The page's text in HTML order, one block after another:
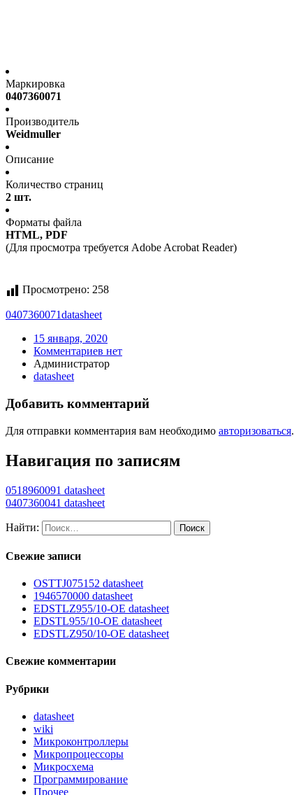
Маркировка
0407360071
Производитель
Weidmuller
Описание
Количество страниц
2 шт.
Форматы файла
HTML, PDF
(Для просмотра требуется Adobe Acrobat Reader)
Просмотрено: 258
0407360071datasheet
15 января, 2020
Комментариев нет
Администратор
datasheet
Добавить комментарий
Для отправки комментария вам необходимо авторизоваться.
Навигация по записям
0518960091 datasheet
0407360041 datasheet
Найти:
Свежие записи
OSTTJ075152 datasheet
1946570000 datasheet
EDSTLZ955/10-OE datasheet
EDSTL955/10-OE datasheet
EDSTLZ950/10-OE datasheet
Свежие комментарии
Рубрики
datasheet
wiki
Микроконтроллеры
Микропроцессоры
Микросхема
Программирование
Прочее